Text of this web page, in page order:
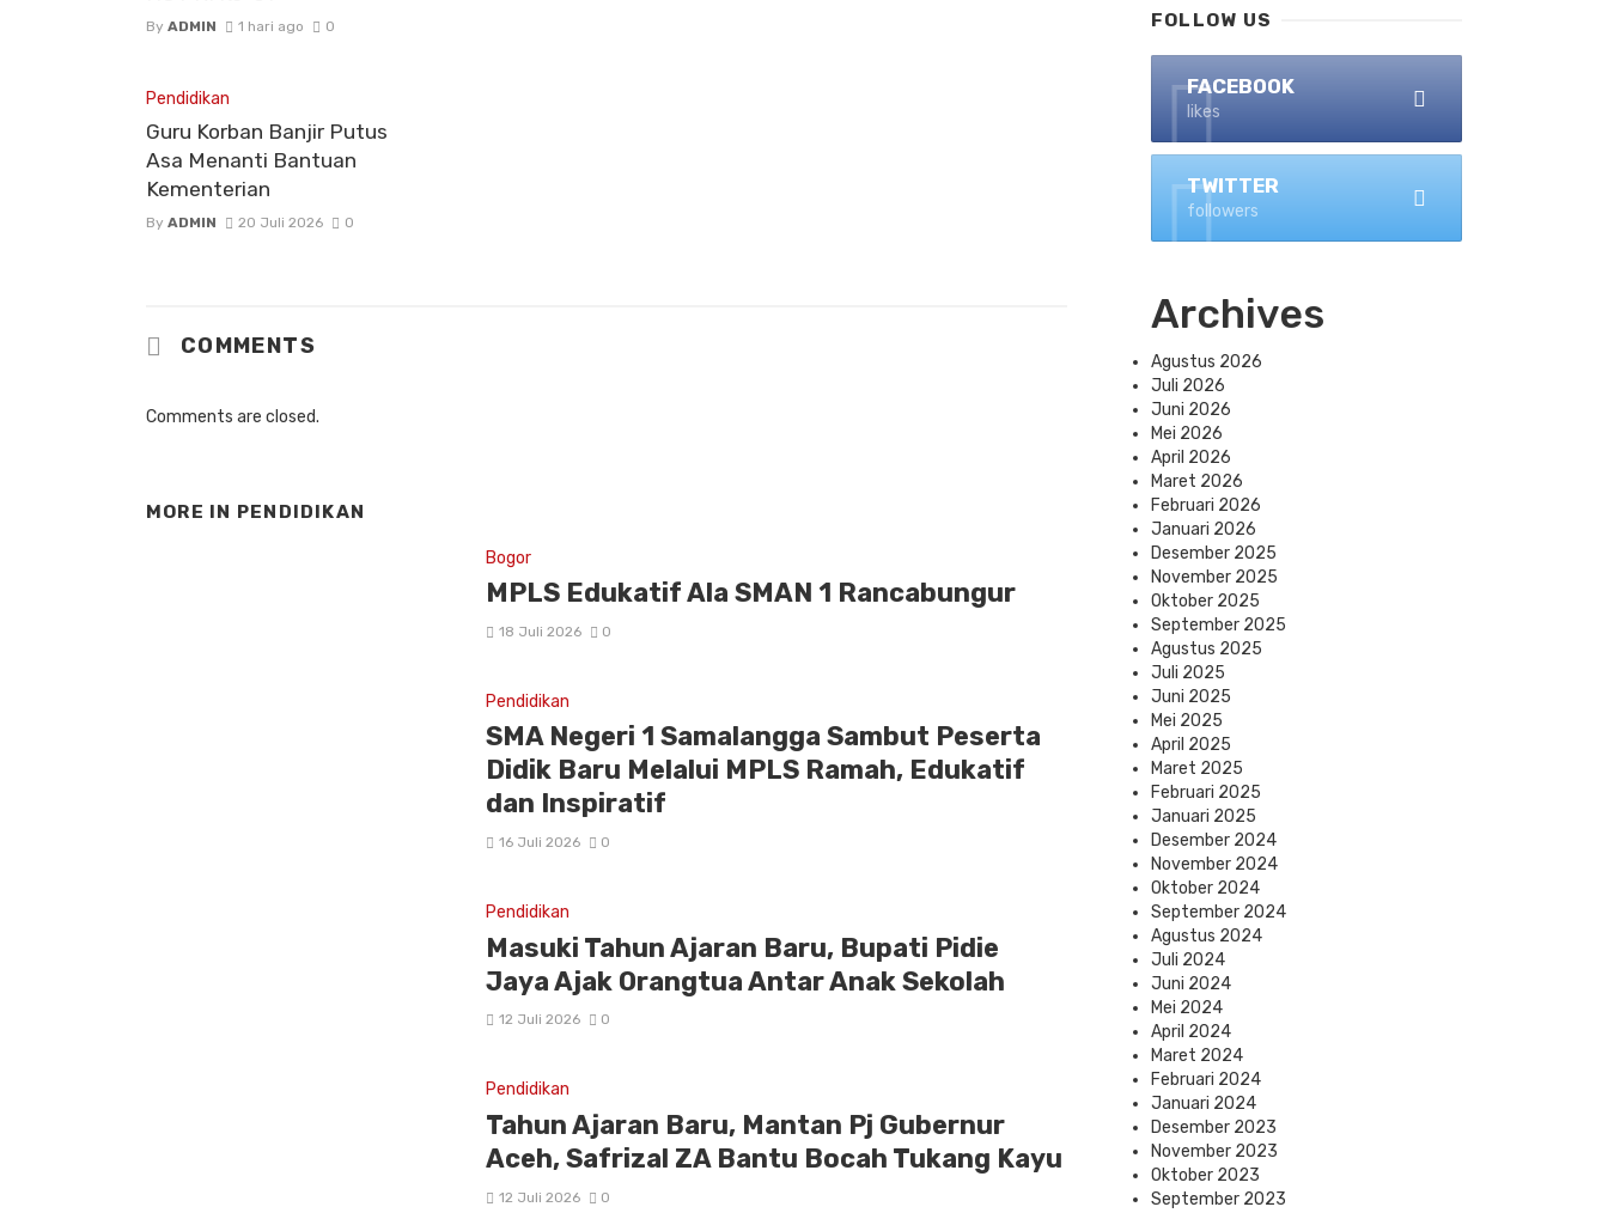
By ADMIN 1 hari ago 0
Pendidikan
Guru Korban Banjir Putus
Asa Menanti Bantuan
Kementerian
By ADMIN 20 Juli 2026 0
COMMENTS
Comments are closed.
MORE IN PENDIDIKAN
Bogor
MPLS Edukatif Ala SMAN 1 Rancabungur
18 Juli 2026 0
Pendidikan
SMA Negeri 1 Samalangga Sambut Peserta
Didik Baru Melalui MPLS Ramah, Edukatif
dan Inspiratif
16 Juli 2026 0
Pendidikan
Masuki Tahun Ajaran Baru, Bupati Pidie
Jaya Ajak Orangtua Antar Anak Sekolah
12 Juli 2026 0
Pendidikan
Tahun Ajaran Baru, Mantan Pj Gubernur
Aceh, Safrizal ZA Bantu Bocah Tukang Kayu
12 Juli 2026 0
FOLLOW US
FACEBOOK
likes
TWITTER
followers
Archives
Agustus 2026
Juli 2026
Juni 2026
Mei 2026
April 2026
Maret 2026
Februari 2026
Januari 2026
Desember 2025
November 2025
Oktober 2025
September 2025
Agustus 2025
Juli 2025
Juni 2025
Mei 2025
April 2025
Maret 2025
Februari 2025
Januari 2025
Desember 2024
November 2024
Oktober 2024
September 2024
Agustus 2024
Juli 2024
Juni 2024
Mei 2024
April 2024
Maret 2024
Februari 2024
Januari 2024
Desember 2023
November 2023
Oktober 2023
September 2023